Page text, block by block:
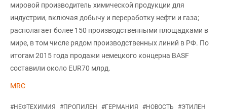
мировой производитель химической продукции для
индустрии, включая добычу и переработку нефти и газа;
располагает более 150 производственными площадками в
мире, в том числе рядом производственных линий в РФ. По
итогам 2015 года продажи немецкого концерна BASF
составили около EUR70 млрд.
MRC
#НЕФТЕХИМИЯ #ПРОПИЛЕН #ГЕРМАНИЯ #НОВОСТЬ #ЭТИЛЕН